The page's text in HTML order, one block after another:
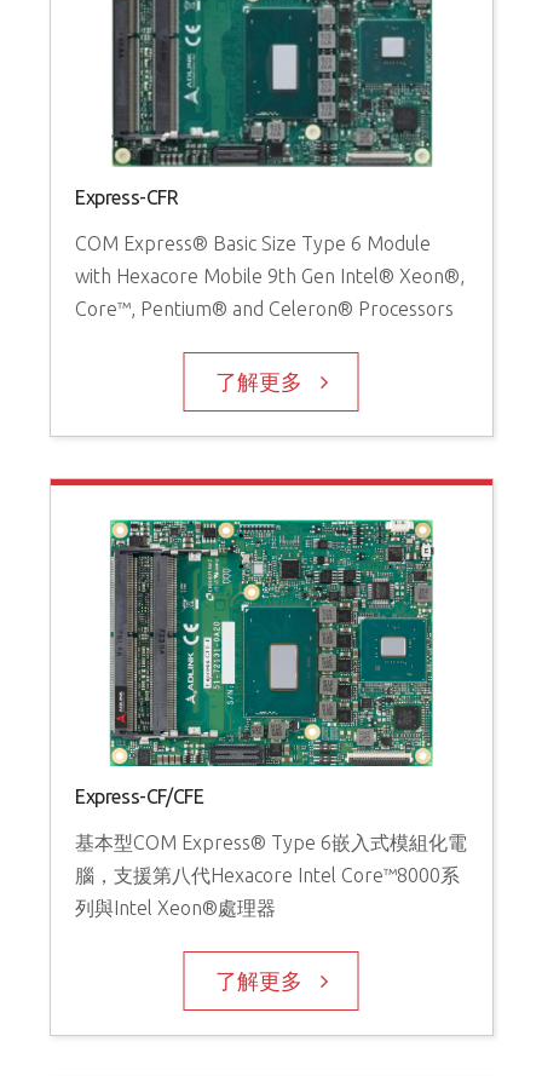
Express-CFR
COM Express® Basic Size Type 6 Module
with Hexacore Mobile 9th Gen Intel® Xeon®,
Core™, Pentium® and Celeron® Processors
了解更多
Express-CF/CFE
基本型COM Express® Type 6嵌入式模組化電
腦，支援第八代Hexacore Intel Core™8000系
列與Intel Xeon®處理器
了解更多